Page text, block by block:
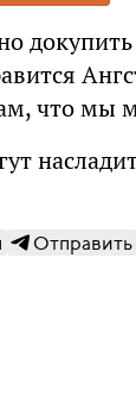
что мы
Отправить